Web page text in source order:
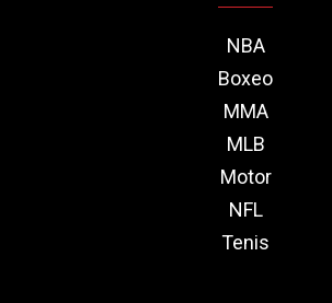
NBA
Boxeo
MMA
MLB
Motor
NFL
Tenis